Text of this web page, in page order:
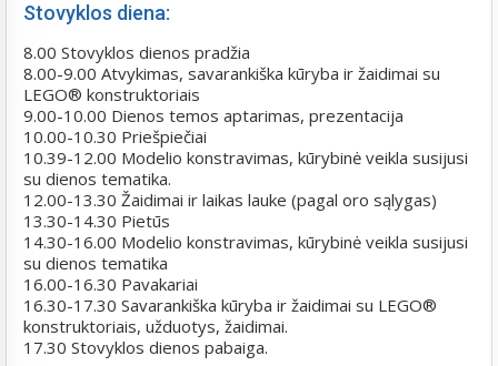
Stovyklos diena:
8.00 Stovyklos dienos pradžia
8.00-9.00 Atvykimas, savarankiška kūryba ir žaidimai su
LEGO® konstruktoriais
9.00-10.00 Dienos temos aptarimas, prezentacija
10.00-10.30 Priešpiečiai
10.39-12.00 Modelio konstravimas, kūrybinė veikla susijusi
su dienos tematika.
12.00-13.30 Žaidimai ir laikas lauke (pagal oro sąlygas)
13.30-14.30 Pietūs
14.30-16.00 Modelio konstravimas, kūrybinė veikla susijusi
su dienos tematika
16.00-16.30 Pavakariai
16.30-17.30 Savarankiška kūryba ir žaidimai su LEGO®
konstruktoriais, užduotys, žaidimai.
17.30 Stovyklos dienos pabaiga.